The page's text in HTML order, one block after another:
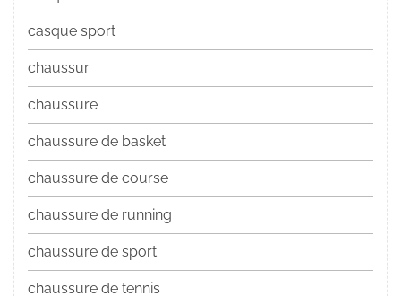
casque sport
chaussur
chaussure
chaussure de basket
chaussure de course
chaussure de running
chaussure de sport
chaussure de tennis